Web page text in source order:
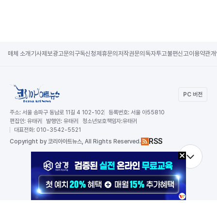
매체 소개 기사제보광고문의 구독신청제휴문의 저작권문의 독자투고불편신고이용약관
PC 버전
주소: 서울 송파구 동남로 11길 4 102-102 등록번호: 서울 아55810
편집인: 유태귀 발행인: 유태귀 청소년보호책임자:유태귀
대표전화: 010-3542-5521
Copyright by 코리아아트뉴스, All Rights Reserved. RSS